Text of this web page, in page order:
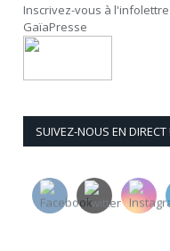
Inscrivez-vous à
GaïaPresse
SUIVEZ-NOUS EN DIRECT !